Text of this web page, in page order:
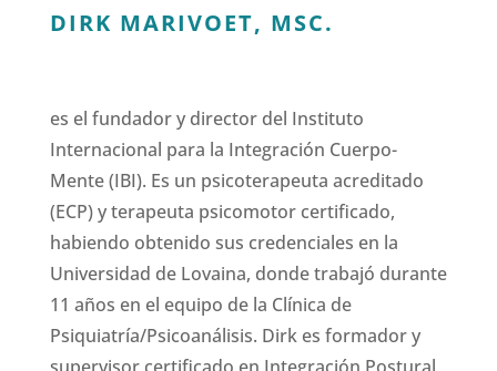
DIRK MARIVOET, MSC.
es el fundador y director del Instituto
Internacional para la Integración Cuerpo-
Mente (IBI). Es un psicoterapeuta acreditado
(ECP) y terapeuta psicomotor certificado,
habiendo obtenido sus credenciales en la
Universidad de Lovaina, donde trabajó durante
11 años en el equipo de la Clínica de
Psiquiatría/Psicoanálisis. Dirk es formador y